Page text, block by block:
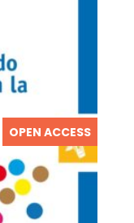
OPEN ACCESS